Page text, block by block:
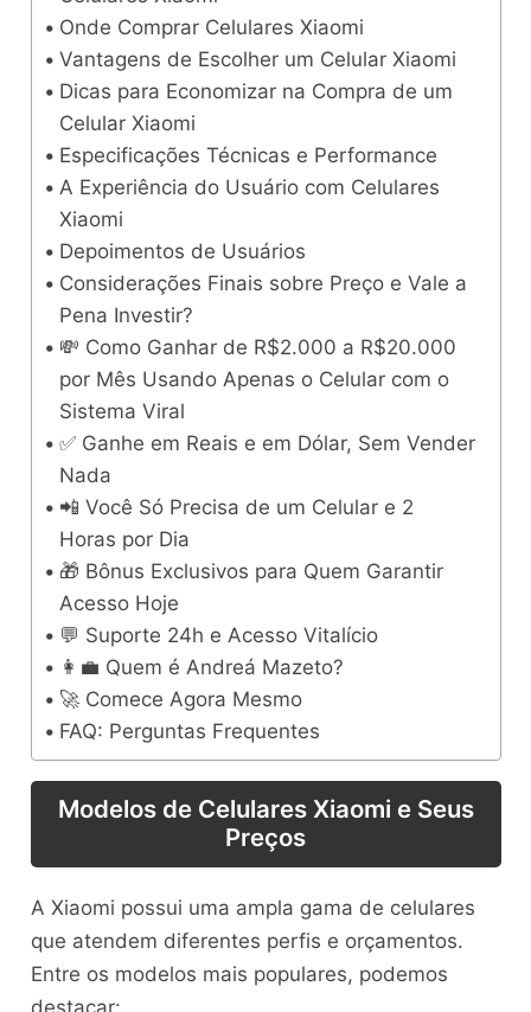
Onde Comprar Celulares Xiaomi
Vantagens de Escolher um Celular Xiaomi
Dicas para Economizar na Compra de um
Celular Xiaomi
Especificações Técnicas e Performance
A Experiência do Usuário com Celulares
Xiaomi
Depoimentos de Usuários
Considerações Finais sobre Preço e Vale a
Pena Investir?
💸 Como Ganhar de R$2.000 a R$20.000
por Mês Usando Apenas o Celular com o
Sistema Viral
✅ Ganhe em Reais e em Dólar, Sem Vender
Nada
📲 Você Só Precisa de um Celular e 2
Horas por Dia
🎁 Bônus Exclusivos para Quem Garantir
Acesso Hoje
💬 Suporte 24h e Acesso Vitalício
👩‍💼 Quem é Andreá Mazeto?
🚀 Comece Agora Mesmo
FAQ: Perguntas Frequentes
Modelos de Celulares Xiaomi e Seus
Preços
A Xiaomi possui uma ampla gama de celulares
que atendem diferentes perfis e orçamentos.
Entre os modelos mais populares, podemos
destacar: